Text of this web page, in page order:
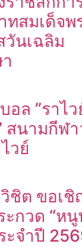
สมเด็จพ
วันเฉลิม
อล ”ราไ
สนามกีฬ
วย์
ชิต ขอเ
ะกวด “ห
ะจำปี